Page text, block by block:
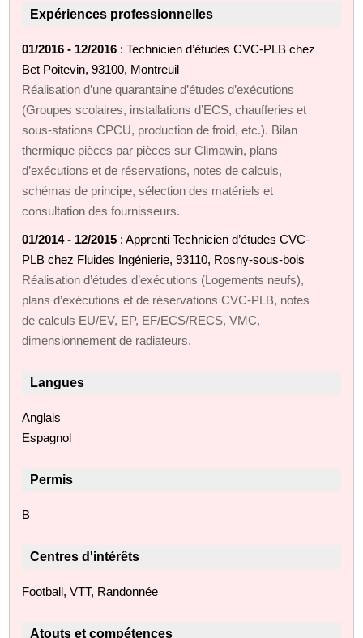
Expériences professionnelles
01/2016 - 12/2016 : Technicien d’études CVC-PLB chez
Bet Poitevin, 93100, Montreuil
Réalisation d’une quarantaine d’études d’exécutions
(Groupes scolaires, installations d’ECS, chaufferies et
sous-stations CPCU, production de froid, etc.). Bilan
thermique pièces par pièces sur Climawin, plans
d’exécutions et de réservations, notes de calculs,
schémas de principe, sélection des matériels et
consultation des fournisseurs.
01/2014 - 12/2015 : Apprenti Technicien d’études CVC-
PLB chez Fluides Ingénierie, 93110, Rosny-sous-bois
Réalisation d’études d’exécutions (Logements neufs),
plans d’exécutions et de réservations CVC-PLB, notes
de calculs EU/EV, EP, EF/ECS/RECS, VMC,
dimensionnement de radiateurs.
Langues
Anglais
Espagnol
Permis
B
Centres d'intérêts
Football, VTT, Randonnée
Atouts et compétences